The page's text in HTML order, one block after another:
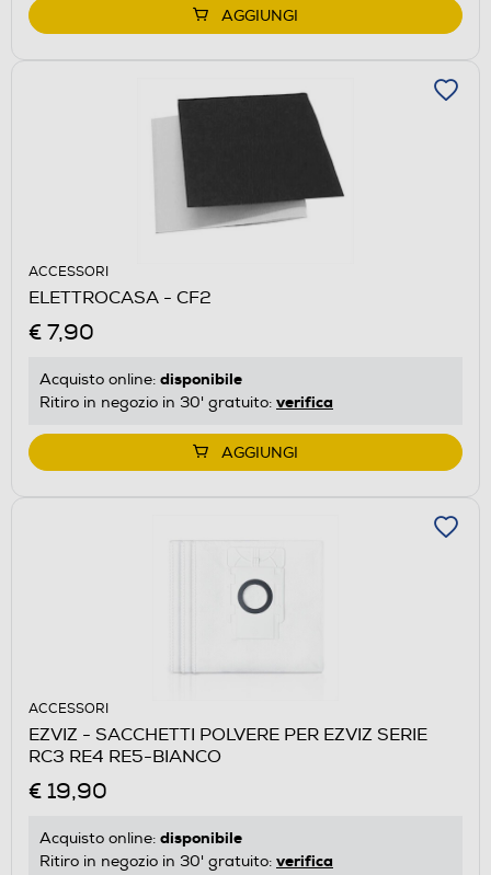
AGGIUNGI
ACCESSORI
ELETTROCASA - CF2
€ 7,90
Acquisto online: disponibile
Ritiro in negozio in 30' gratuito: verifica
AGGIUNGI
ACCESSORI
EZVIZ - SACCHETTI POLVERE PER EZVIZ SERIE
RC3 RE4 RE5-BIANCO
€ 19,90
Acquisto online: disponibile
Ritiro in negozio in 30' gratuito: verifica